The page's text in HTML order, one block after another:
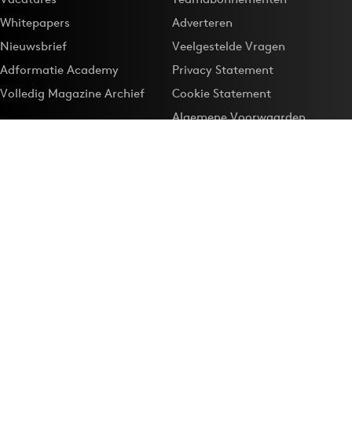
Whitepapers
Nieuwsbrief
Adformatie Academy
Volledig Magazine Archief
Adverteren
Veelgestelde Vragen
Privacy Statement
Cookie Statement
Algemene Voorwaarden